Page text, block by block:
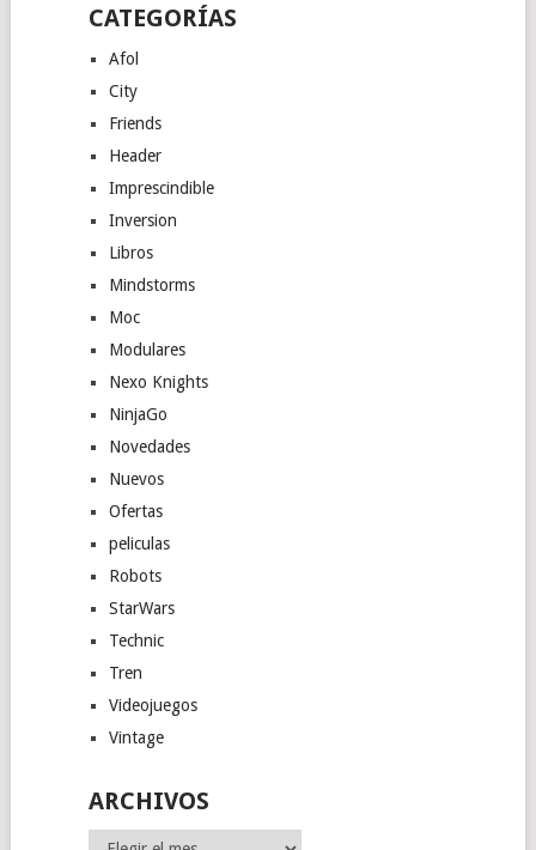
CATEGORÍAS
Afol
City
Friends
Header
Imprescindible
Inversion
Libros
Mindstorms
Moc
Modulares
Nexo Knights
NinjaGo
Novedades
Nuevos
Ofertas
peliculas
Robots
StarWars
Technic
Tren
Videojuegos
Vintage
ARCHIVOS
Archivos